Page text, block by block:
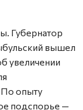
Губернатор
вышел
увеличении
По опыту
подспорье —